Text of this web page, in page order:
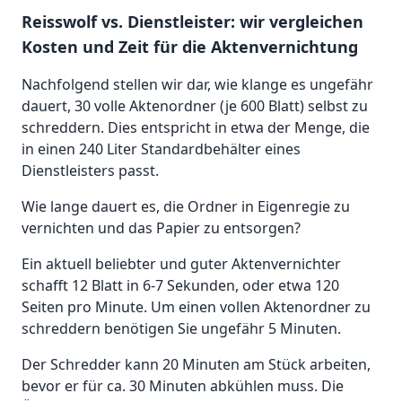
Reisswolf vs. Dienstleister: wir vergleichen
Kosten und Zeit für die Aktenvernichtung
Nachfolgend stellen wir dar, wie klange es ungefähr
dauert, 30 volle Aktenordner (je 600 Blatt) selbst zu
schreddern. Dies entspricht in etwa der Menge, die
in einen 240 Liter Standardbehälter eines
Dienstleisters passt.
Wie lange dauert es, die Ordner in Eigenregie zu
vernichten und das Papier zu entsorgen?
Ein aktuell beliebter und guter Aktenvernichter
schafft 12 Blatt in 6-7 Sekunden, oder etwa 120
Seiten pro Minute. Um einen vollen Aktenordner zu
schreddern benötigen Sie ungefähr 5 Minuten.
Der Schredder kann 20 Minuten am Stück arbeiten,
bevor er für ca. 30 Minuten abkühlen muss. Die